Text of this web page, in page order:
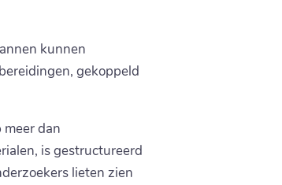
kunnen
gekoppeld
meer dan
is gestructureerd
lieten zien